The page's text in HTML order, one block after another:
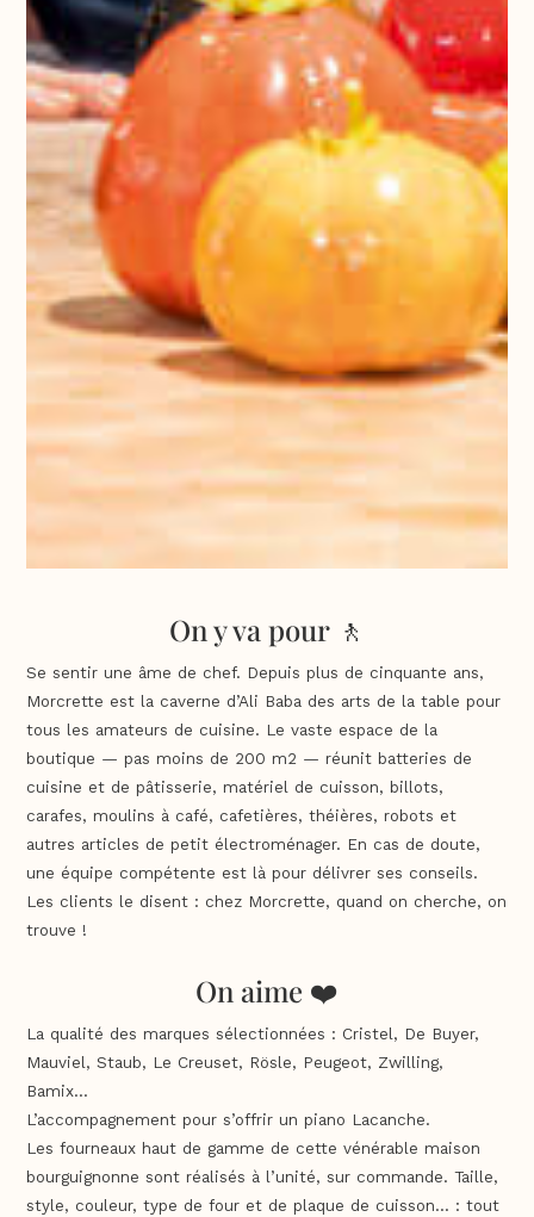
On y va pour 🚶
Se sentir une âme de chef. Depuis plus de cinquante ans,
Morcrette est la caverne d’Ali Baba des arts de la table pour
tous les amateurs de cuisine. Le vaste espace de la
boutique — pas moins de 200 m2 — réunit batteries de
cuisine et de pâtisserie, matériel de cuisson, billots,
carafes, moulins à café, cafetières, théières, robots et
autres articles de petit électroménager. En cas de doute,
une équipe compétente est là pour délivrer ses conseils.
Les clients le disent : chez Morcrette, quand on cherche, on
trouve !
On aime ❤️
La qualité des marques sélectionnées : Cristel, De Buyer,
Mauviel, Staub, Le Creuset, Rösle, Peugeot, Zwilling,
Bamix…
L’accompagnement pour s’offrir un piano Lacanche.
Les fourneaux haut de gamme de cette vénérable maison
bourguignonne sont réalisés à l’unité, sur commande. Taille,
style, couleur, type de four et de plaque de cuisson… : tout